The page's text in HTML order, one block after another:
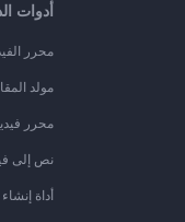
أدوات
محرر
مولد
محرر
نص إلى
أداة